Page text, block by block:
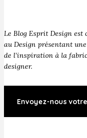
Le Blog Esprit Design est
au Design présentant
de l’inspiration à la
designer.
Envoyez-nous